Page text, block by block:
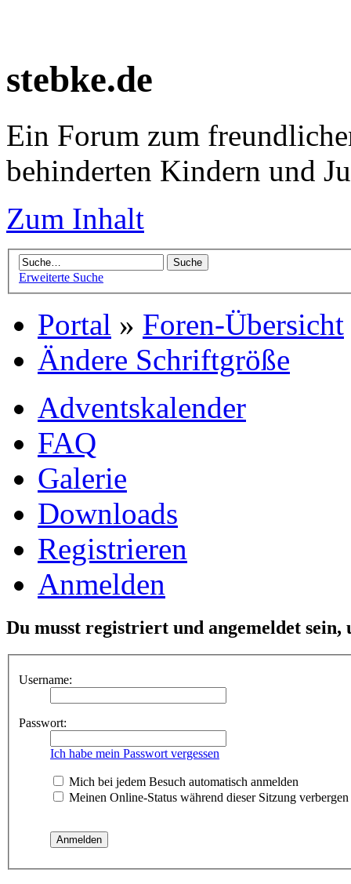
stebke.de
Ein Forum zum
behinderten Kindern und
Zum Inhalt
Erweiterte Suche
Portal » Foren-Übersicht
Ändere Schriftgröße
Adventskalender
FAQ
Galerie
Downloads
Registrieren
Anmelden
Du musst registriert und angemeldet sein,
Username:
Passwort:
Ich habe mein Passwort vergessen
Mich bei jedem Besuch automatisch anmelden
Meinen Online-Status während dieser Sitzung verbergen